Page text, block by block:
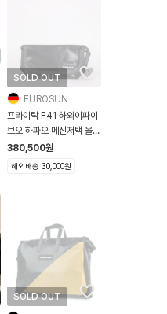
SOLD OUT
EUROSUN
프라이탁 F41 하와이파이
브오 하파오 메신저백 올블
랙
380,500원
해외배송 30,000원
SOLD OUT